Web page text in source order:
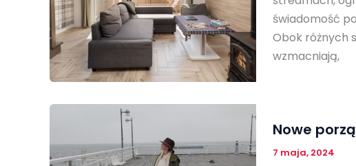
świadomość
Obok różnych
wzmacniają,
Nowe
7 maja, 2024